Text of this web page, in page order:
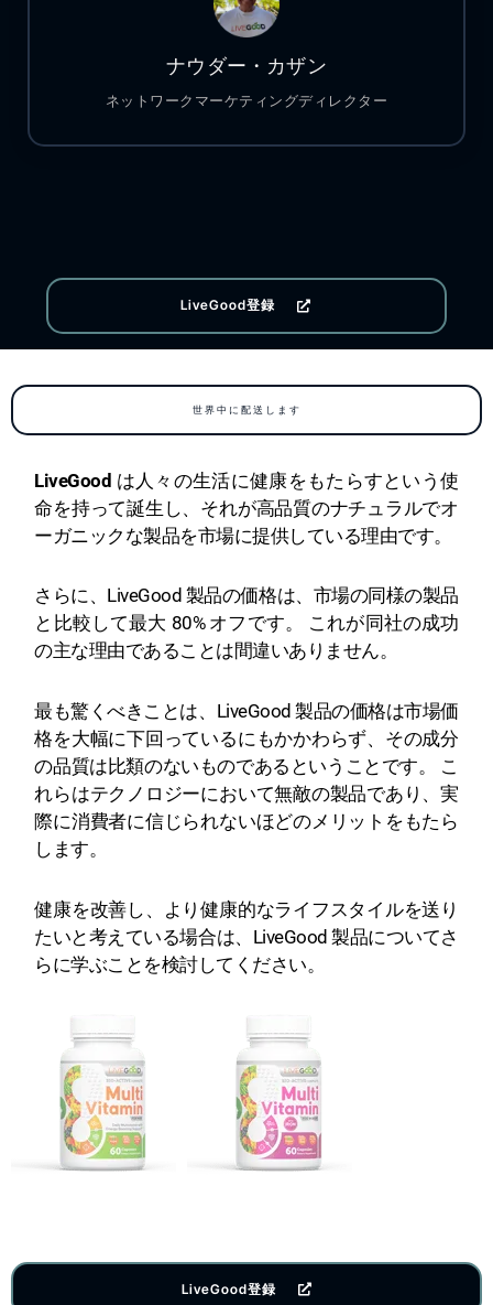
ナウダー・カザン
ネットワークマーケティングディレクター
LiveGood登録
世界中に配送します
LiveGood は人々の生活に健康をもたらすという使
命を持って誕生し、それが高品質のナチュラルでオ
ーガニックな製品を市場に提供している理由です。
さらに、LiveGood 製品の価格は、市場の同様の製品
と比較して最大 80% オフです。 これが同社の成功
の主な理由であることは間違いありません。
最も驚くべきことは、LiveGood 製品の価格は市場価
格を大幅に下回っているにもかかわらず、その成分
の品質は比類のないものであるということです。 こ
れらはテクノロジーにおいて無敵の製品であり、実
際に消費者に信じられないほどのメリットをもたら
します。
健康を改善し、より健康的なライフスタイルを送り
たいと考えている場合は、LiveGood 製品についてさ
らに学ぶことを検討してください。
LiveGood登録